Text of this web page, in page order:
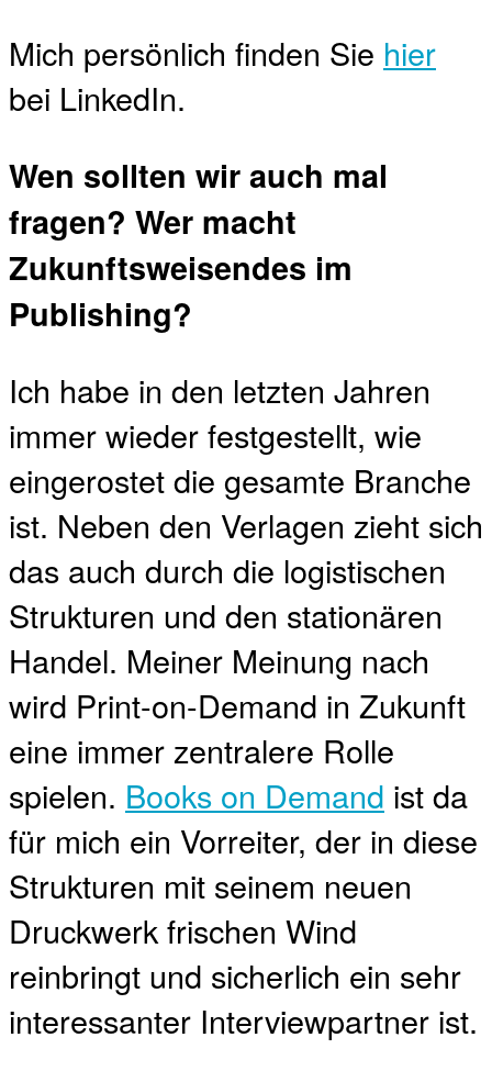
Mich persönlich finden Sie hier
bei LinkedIn.
Wen sollten wir auch mal
fragen? Wer macht
Zukunftsweisendes im
Publishing?
Ich habe in den letzten Jahren
immer wieder festgestellt, wie
eingerostet die gesamte Branche
ist. Neben den Verlagen zieht sich
das auch durch die logistischen
Strukturen und den stationären
Handel. Meiner Meinung nach
wird Print-on-Demand in Zukunft
eine immer zentralere Rolle
spielen. Books on Demand ist da
für mich ein Vorreiter, der in diese
Strukturen mit seinem neuen
Druckwerk frischen Wind
reinbringt und sicherlich ein sehr
interessanter Interviewpartner ist.